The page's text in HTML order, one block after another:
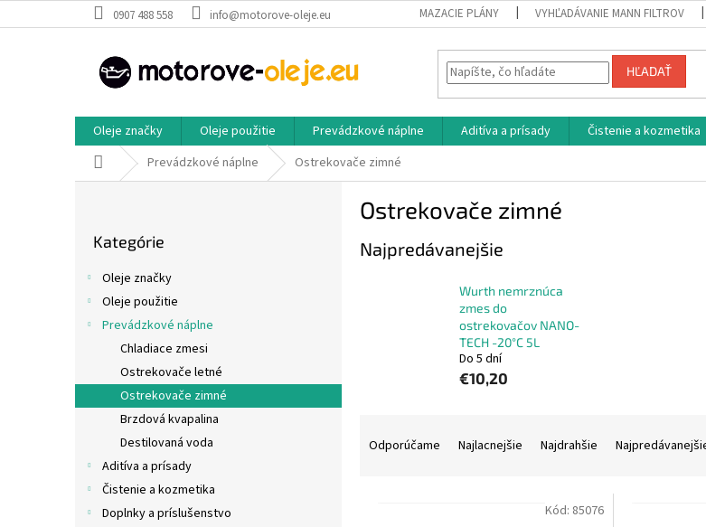
na
0907 488 558 info@motorove-oleje.eu MAZACIE PLÁNY VYHĽADÁVANIE MANN FILTROV
HĽADAŤ
Oleje značky Oleje použitie Prevádzkové náplne Aditíva a prísady Čistenie a kozmetika
DomovPrevádzkové náplne Ostrekovače zimné
kategórie
Kategórie
Oleje značky
Oleje použitie
Prevádzkové náplne
Chladiace zmesi
Ostrekovače letné
Ostrekovače zimné
Brzdová kvapalina
Destilovaná voda
Aditíva a prísady
Čistenie a kozmetika
Doplnky a príslušenstvo
Ostrekovače zimné
Najpredávanejšie
Wurth nemrznúca
zmes do
ostrekovačov NANO-
TECH -20°C 5L
Do 5 dní
€10,20
Odporúčame Najlacnejšie Najdrahšie
Kód: 85076